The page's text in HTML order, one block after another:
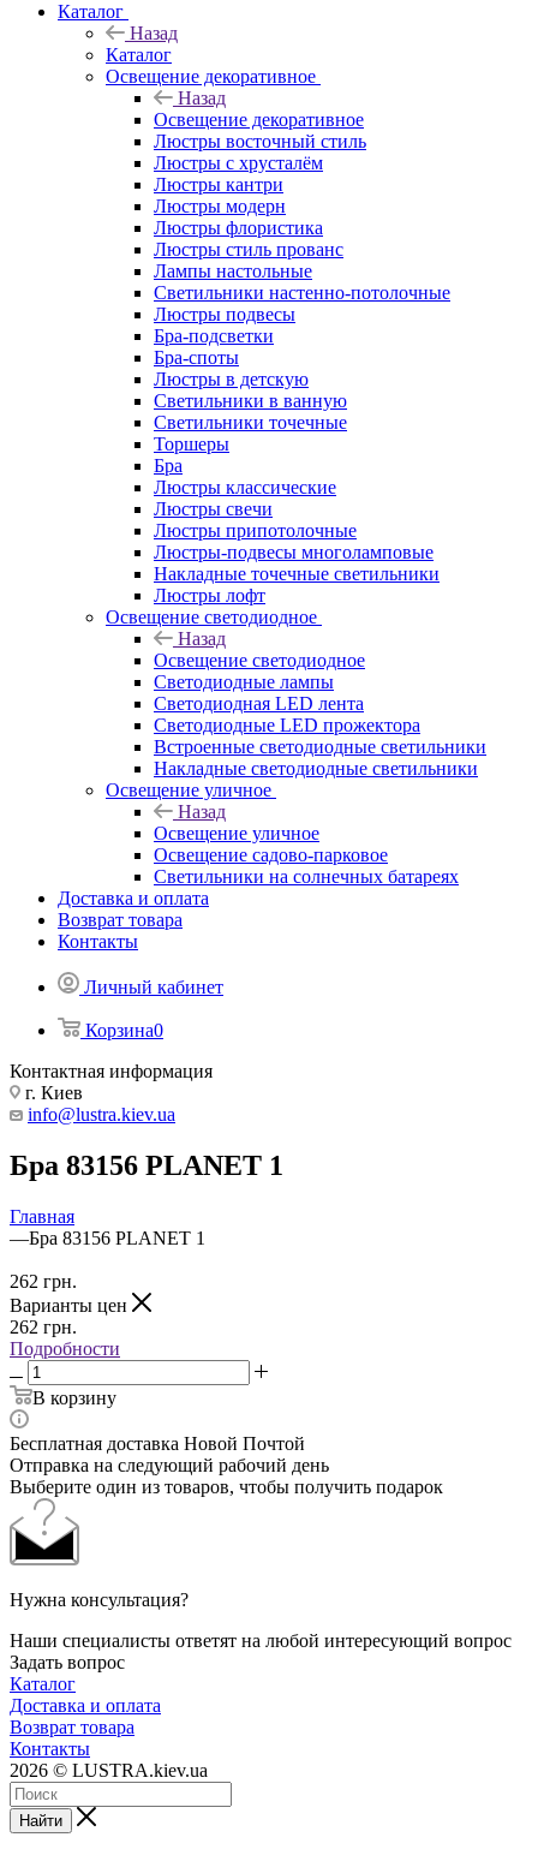
Каталог
Назад
Каталог
Освещение декоративное
Назад
Освещение декоративное
Люстры восточный стиль
Люстры с хрусталём
Люстры кантри
Люстры модерн
Люстры флористика
Люстры стиль прованс
Лампы настольные
Светильники настенно-потолочные
Люстры подвесы
Бра-подсветки
Бра-споты
Люстры в детскую
Светильники в ванную
Светильники точечные
Торшеры
Бра
Люстры классические
Люстры свечи
Люстры припотолочные
Люстры-подвесы многоламповые
Накладные точечные светильники
Люстры лофт
Освещение светодиодное
Назад
Освещение светодиодное
Светодиодные лампы
Светодиодная LED лента
Светодиодные LED прожектора
Встроенные светодиодные светильники
Накладные светодиодные светильники
Освещение уличное
Назад
Освещение уличное
Освещение садово-парковое
Светильники на солнечных батареях
Доставка и оплата
Возврат товара
Контакты
Личный кабинет
Корзина0
Контактная информация
г. Киев
info@lustra.kiev.ua
Бра 83156 PLANET 1
Главная
—Бра 83156 PLANET 1
262 грн.
Варианты цен
262 грн.
Подробности
В корзину
Бесплатная доставка Новой Почтой
Отправка на следующий рабочий день
Выберите один из товаров, чтобы получить подарок
Нужна консультация?
Наши специалисты ответят на любой интересующий вопрос
Задать вопрос
Каталог
Доставка и оплата
Возврат товара
Контакты
2026 © LUSTRA.kiev.ua
Найти